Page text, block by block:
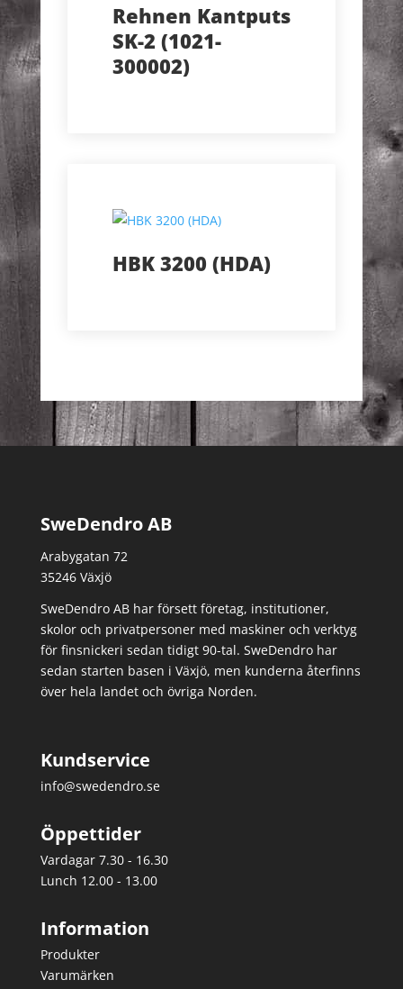
Rehnen Kantputs
SK-2 (1021-
300002)
HBK 3200 (HDA)
SweDendro AB
Arabygatan 72
35246 Växjö
SweDendro AB har försett företag, institutioner,
skolor och privatpersoner med maskiner och verktyg
för finsnickeri sedan tidigt 90-tal. SweDendro har
sedan starten basen i Växjö, men kunderna återfinns
över hela landet och övriga Norden.
Kundservice
info@swedendro.se
Öppettider
Vardagar 7.30 - 16.30
Lunch 12.00 - 13.00
Information
Produkter
Varumärken